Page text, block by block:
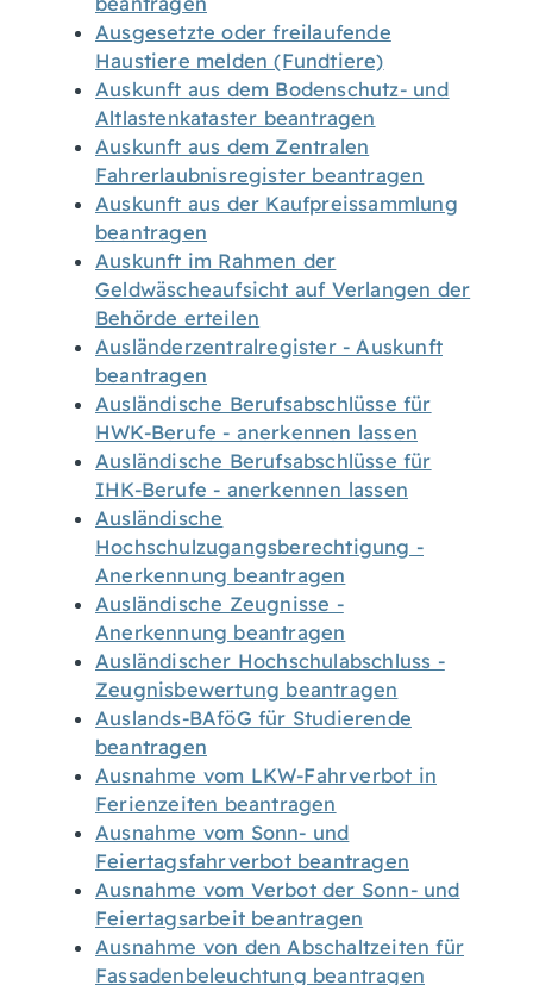
Ausgesetzte oder freilaufende
Haustiere melden (Fundtiere)
Auskunft aus dem Bodenschutz- und
Altlastenkataster beantragen
Auskunft aus dem Zentralen
Fahrerlaubnisregister beantragen
Auskunft aus der Kaufpreissammlung
beantragen
Auskunft im Rahmen der
Geldwäscheaufsicht auf Verlangen der
Behörde erteilen
Ausländerzentralregister - Auskunft
beantragen
Ausländische Berufsabschlüsse für
HWK-Berufe - anerkennen lassen
Ausländische Berufsabschlüsse für
IHK-Berufe - anerkennen lassen
Ausländische
Hochschulzugangsberechtigung -
Anerkennung beantragen
Ausländische Zeugnisse -
Anerkennung beantragen
Ausländischer Hochschulabschluss -
Zeugnisbewertung beantragen
Auslands-BAföG für Studierende
beantragen
Ausnahme vom LKW-Fahrverbot in
Ferienzeiten beantragen
Ausnahme vom Sonn- und
Feiertagsfahrverbot beantragen
Ausnahme vom Verbot der Sonn- und
Feiertagsarbeit beantragen
Ausnahme von den Abschaltzeiten für
Fassadenbeleuchtung beantragen